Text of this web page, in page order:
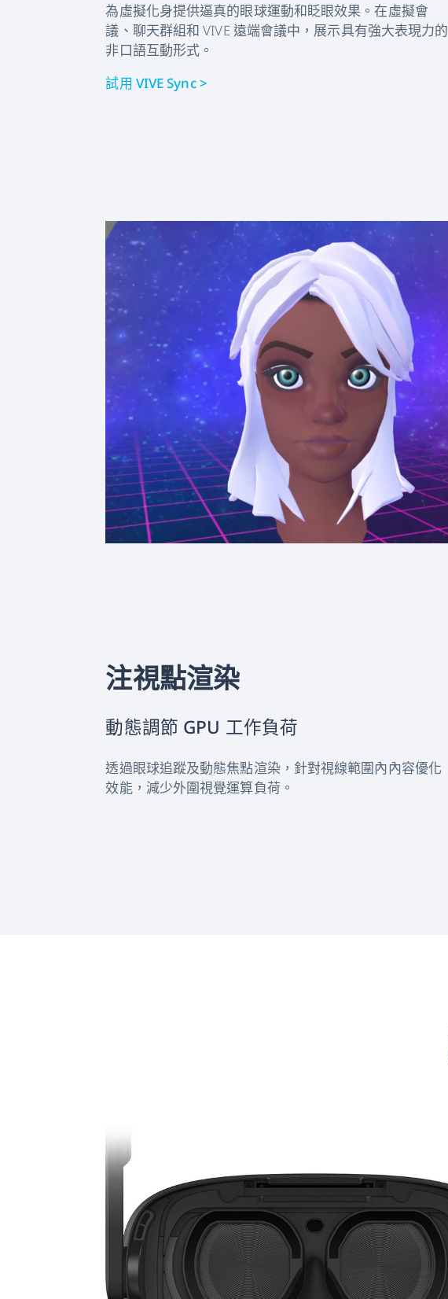
為虛擬化身提供逼真的眼球運動和眨眼效果。在虛擬會
議、聊天群組和 VIVE 遠端會議中，展示具有強大表現力的
非口語互動形式。
試用 VIVE Sync >
注視點渲染
動態調節 GPU 工作負荷
透過眼球追蹤及動態焦點渲染，針對視線範圍內內容優化
效能，減少外圍視覺運算負荷。